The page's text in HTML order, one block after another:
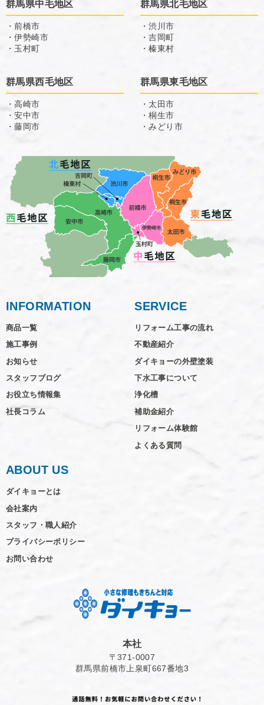
群馬県中毛地区
・前橋市
・伊勢崎市
・玉村町
群馬県北毛地区
・渋川市
・吉岡町
・榛東村
群馬県西毛地区
・高崎市
・安中市
・藤岡市
群馬県東毛地区
・太田市
・桐生市
・みどり市
INFORMATION
商品一覧
施工事例
お知らせ
スタッフブログ
お役立ち情報集
社長コラム
SERVICE
リフォーム工事の流れ
不動産紹介
ダイキョーの外壁塗装
下水工事について
浄化槽
補助金紹介
リフォーム体験館
よくある質問
ABOUT US
ダイキョーとは
会社案内
スタッフ・職人紹介
プライバシーポリシー
お問い合わせ
本社
〒371-0007
群馬県前橋市上泉町667番地3